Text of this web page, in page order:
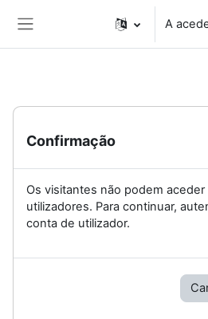
A
Confirmação
Os visitantes não podem
utilizadores. Para continuar,
conta de utilizador.